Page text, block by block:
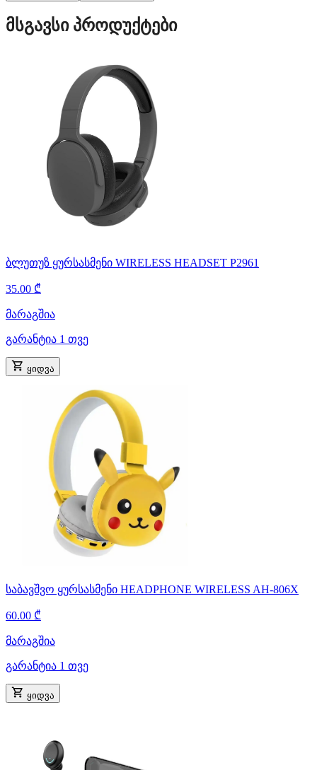
მსგავსი პროდუქტები
ბლუთუზ ყურსასმენი WIRELESS HEADSET P2961
35.00 ₾
მარაგშია
გარანტია 1 თვე
ყიდვა
საბავშვო ყურსასმენი HEADPHONE WIRELESS AH-806X
60.00 ₾
მარაგშია
გარანტია 1 თვე
ყიდვა